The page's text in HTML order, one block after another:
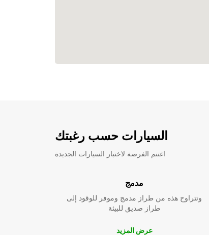
السيارات حسب رغبتك
اغتنم الفرصة لاختبار السيارات الجديدة
مدمج
وتتراوح هذه من طراز مدمج وموفر للوقود إلى
طراز صديق للبيئة
عرض المزيد